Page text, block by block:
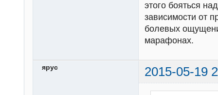
этого бояться
зависимости от
болевых
марафонах.
ярус 2015-05-19